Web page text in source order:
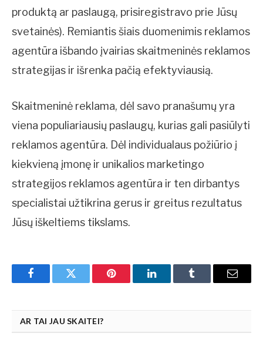
produktą ar paslaugą, prisiregistravo prie Jūsų
svetainės). Remiantis šiais duomenimis reklamos
agentūra išbando įvairias skaitmeninės reklamos
strategijas ir išrenka pačią efektyviausią.
Skaitmeninė reklama, dėl savo pranašumų yra
viena populiariausių paslaugų, kurias gali pasiūlyti
reklamos agentūra. Dėl individualaus požiūrio į
kiekvieną įmonę ir unikalios marketingo
strategijos reklamos agentūra ir ten dirbantys
specialistai užtikrina gerus ir greitus rezultatus
Jūsų iškeltiems tikslams.
FacebookTwitter Pinterest LinkedInTumblr Email
AR TAI JAU SKAITEI?